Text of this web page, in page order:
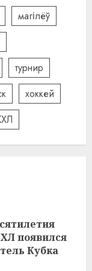
магілёў
турнир
хоккей
появился
Кубка